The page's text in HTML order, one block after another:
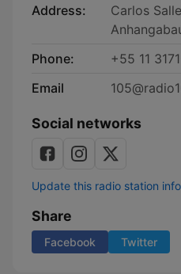
Address:
Carlos
Phone:
+55 11
Email
Social networks
Update this radio station
Share
Facebook Twitter